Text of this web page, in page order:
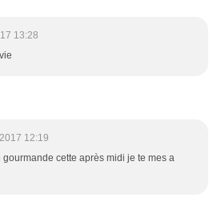
13:28
12:19
cette après midi je te mes a